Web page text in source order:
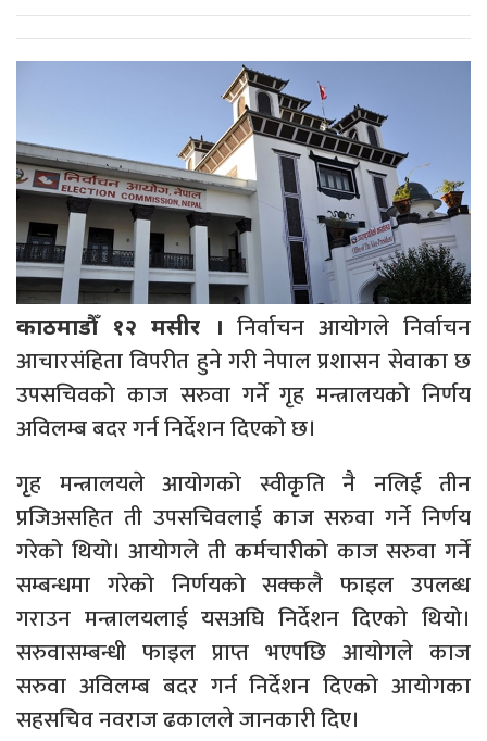
काठमाडौँ १२ मसीर । निर्वाचन आयोगले निर्वाचन
आचारसंहिता विपरीत हुने गरी नेपाल प्रशासन सेवाका छ
उपसचिवको काज सरुवा गर्ने गृह मन्त्रालयको निर्णय
अविलम्ब बदर गर्न निर्देशन दिएको छ।
गृह मन्त्रालयले आयोगको स्वीकृति नै नलिई तीन
प्रजिअसहित ती उपसचिवलाई काज सरुवा गर्ने निर्णय
गरेको थियो। आयोगले ती कर्मचारीको काज सरुवा गर्ने
सम्बन्धमा गरेको निर्णयको सक्कलै फाइल उपलब्ध
गराउन मन्त्रालयलाई यसअघि निर्देशन दिएको थियो।
सरुवासम्बन्धी फाइल प्राप्त भएपछि आयोगले काज
सरुवा अविलम्ब बदर गर्न निर्देशन दिएको आयोगका
सहसचिव नवराज ढकालले जानकारी दिए।